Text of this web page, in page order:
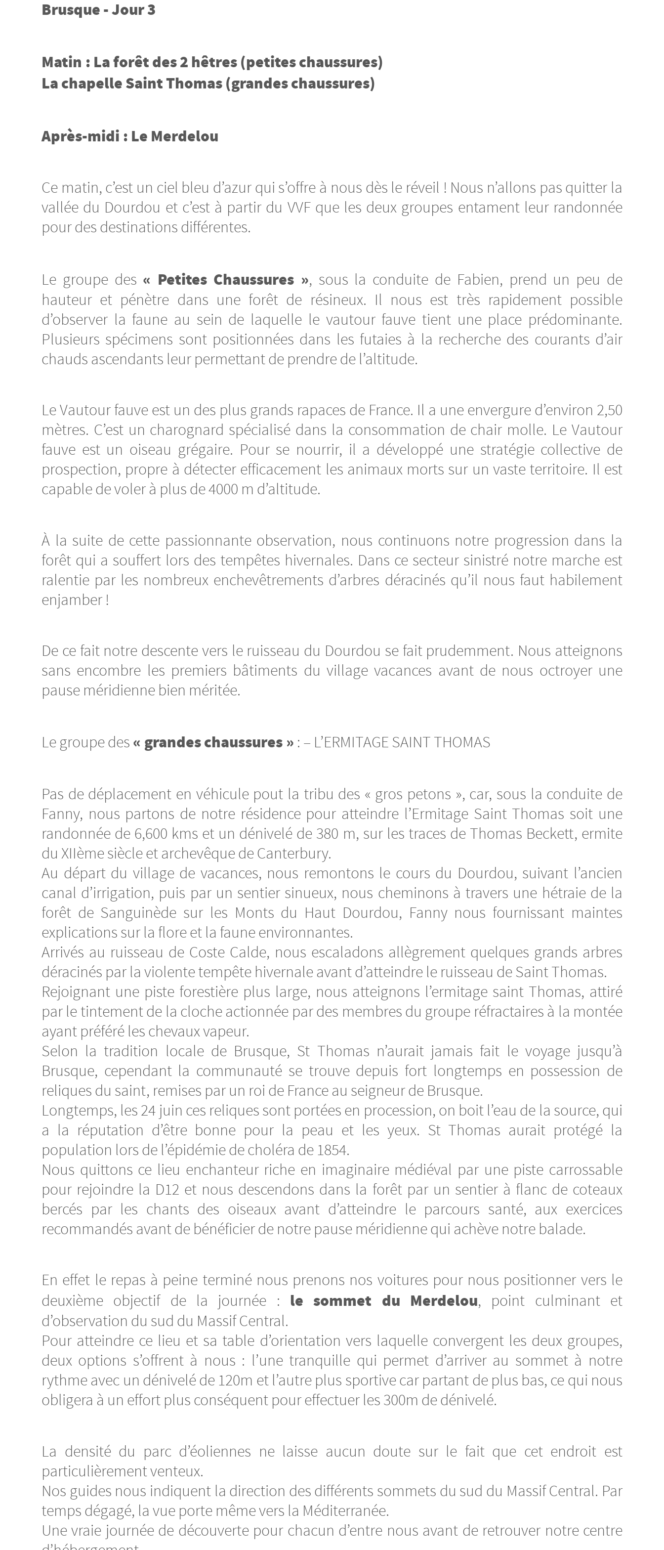
Brusque - Jour 3
Matin : La forêt des 2 hêtres (petites chaussures)
La chapelle Saint Thomas (grandes chaussures)
Après-midi : Le Merdelou
Ce matin, c’est un ciel bleu d’azur qui s’offre à nous dès le réveil ! Nous n’allons pas quitter la
vallée du Dourdou et c’est à partir du VVF que les deux groupes entament leur randonnée
pour des destinations différentes.
Le groupe des « Petites Chaussures », sous la conduite de Fabien, prend un peu de
hauteur et pénètre dans une forêt de résineux. Il nous est très rapidement possible
d’observer la faune au sein de laquelle le vautour fauve tient une place prédominante.
Plusieurs spécimens sont positionnées dans les futaies à la recherche des courants d’air
chauds ascendants leur permettant de prendre de l’altitude.
Le Vautour fauve est un des plus grands rapaces de France. Il a une envergure d’environ 2,50
mètres. C’est un charognard spécialisé dans la consommation de chair molle. Le Vautour
fauve est un oiseau grégaire. Pour se nourrir, il a développé une stratégie collective de
prospection, propre à détecter efficacement les animaux morts sur un vaste territoire. Il est
capable de voler à plus de 4000 m d’altitude.
À la suite de cette passionnante observation, nous continuons notre progression dans la
forêt qui a souffert lors des tempêtes hivernales. Dans ce secteur sinistré notre marche est
ralentie par les nombreux enchevêtrements d’arbres déracinés qu’il nous faut habilement
enjamber !
De ce fait notre descente vers le ruisseau du Dourdou se fait prudemment. Nous atteignons
sans encombre les premiers bâtiments du village vacances avant de nous octroyer une
pause méridienne bien méritée.
Le groupe des « grandes chaussures » : – L’ERMITAGE SAINT THOMAS
Pas de déplacement en véhicule pout la tribu des « gros petons », car, sous la conduite de
Fanny, nous partons de notre résidence pour atteindre l’Ermitage Saint Thomas soit une
randonnée de 6,600 kms et un dénivelé de 380 m, sur les traces de Thomas Beckett, ermite
du XIIème siècle et archevêque de Canterbury.
Au départ du village de vacances, nous remontons le cours du Dourdou, suivant l’ancien
canal d’irrigation, puis par un sentier sinueux, nous cheminons à travers une hétraie de la
forêt de Sanguinède sur les Monts du Haut Dourdou, Fanny nous fournissant maintes
explications sur la flore et la faune environnantes.
Arrivés au ruisseau de Coste Calde, nous escaladons allègrement quelques grands arbres
déracinés par la violente tempête hivernale avant d’atteindre le ruisseau de Saint Thomas.
Rejoignant une piste forestière plus large, nous atteignons l’ermitage saint Thomas, attiré
par le tintement de la cloche actionnée par des membres du groupe réfractaires à la montée
ayant préféré les chevaux vapeur.
Selon la tradition locale de Brusque, St Thomas n’aurait jamais fait le voyage jusqu’à
Brusque, cependant la communauté se trouve depuis fort longtemps en possession de
reliques du saint, remises par un roi de France au seigneur de Brusque.
Longtemps, les 24 juin ces reliques sont portées en procession, on boit l’eau de la source, qui
a la réputation d’être bonne pour la peau et les yeux. St Thomas aurait protégé la
population lors de l’épidémie de choléra de 1854.
Nous quittons ce lieu enchanteur riche en imaginaire médiéval par une piste carrossable
pour rejoindre la D12 et nous descendons dans la forêt par un sentier à flanc de coteaux
bercés par les chants des oiseaux avant d’atteindre le parcours santé, aux exercices
recommandés avant de bénéficier de notre pause méridienne qui achève notre balade.
En effet le repas à peine terminé nous prenons nos voitures pour nous positionner vers le
deuxième objectif de la journée : le sommet du Merdelou, point culminant et
d’observation du sud du Massif Central.
Pour atteindre ce lieu et sa table d’orientation vers laquelle convergent les deux groupes,
deux options s’offrent à nous : l’une tranquille qui permet d’arriver au sommet à notre
rythme avec un dénivelé de 120m et l’autre plus sportive car partant de plus bas, ce qui nous
obligera à un effort plus conséquent pour effectuer les 300m de dénivelé.
La densité du parc d’éoliennes ne laisse aucun doute sur le fait que cet endroit est
particulièrement venteux.
Nos guides nous indiquent la direction des différents sommets du sud du Massif Central. Par
temps dégagé, la vue porte même vers la Méditerranée.
Une vraie journée de découverte pour chacun d’entre nous avant de retrouver notre centre